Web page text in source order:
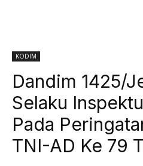
KODIM
Dandim 1425/
Selaku
Pada
TNI-AD Ke 79